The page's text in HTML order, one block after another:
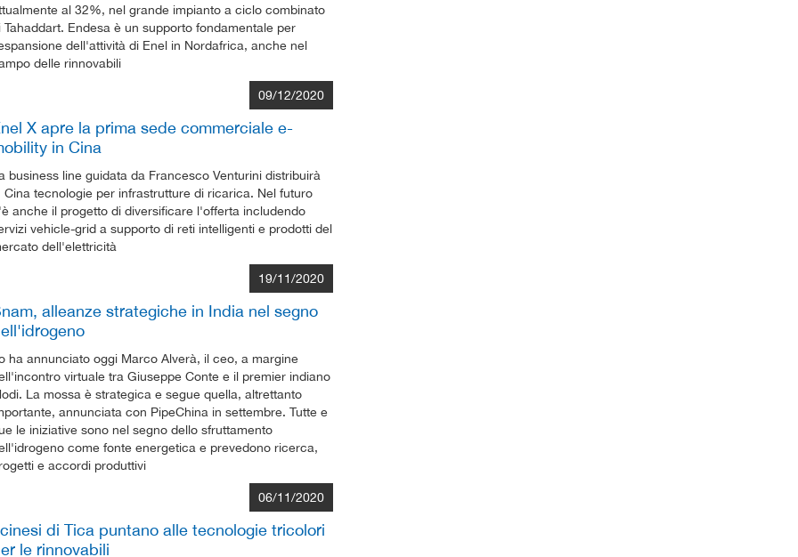
al 32%, nel grande impianto a ciclo combinato
Tahaddart. Endesa è un supporto fondamentale per
dell'attività di Enel in Nordafrica, anche nel
delle rinnovabili
09/12/2020
X apre la prima sede commerciale e-
in Cina
business line guidata da Francesco Venturini distribuirà
Cina tecnologie per infrastrutture di ricarica. Nel futuro
anche il progetto di diversificare l'offerta includendo
vehicle-grid a supporto di reti intelligenti e prodotti del
dell'elettricità
19/11/2020
alleanze strategiche in India nel segno
ha annunciato oggi Marco Alverà, il ceo, a margine
virtuale tra Giuseppe Conte e il premier indiano
La mossa è strategica e segue quella, altrettanto
annunciata con PipeChina in settembre. Tutte e
le iniziative sono nel segno dello sfruttamento
come fonte energetica e prevedono ricerca,
e accordi produttivi
06/11/2020
di Tica puntano alle tecnologie tricolori
le rinnovabili